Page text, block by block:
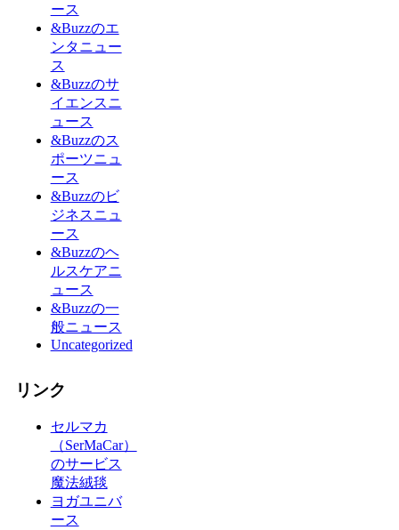
ース
&Buzzのエ
ンタニュー
ス
&Buzzのサ
イエンスニ
ュース
&Buzzのス
ポーツニュ
ース
&Buzzのビ
ジネスニュ
ース
&Buzzのヘ
ルスケアニ
ュース
&Buzzの一
般ニュース
Uncategorized
リンク
セルマカ
（SerMaCar）
のサービス
魔法絨毯
ヨガユニバ
ース